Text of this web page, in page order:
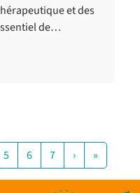
et des
de…
5 6 7 › »